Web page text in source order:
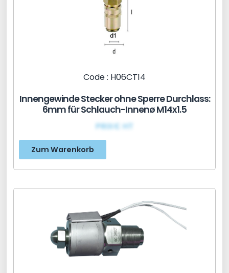
Code : H06CT14
Innengewinde Stecker ohne Sperre Durchlass:
6mm für Schlauch-Innenø M14x1.5
PRIX€ HT
Zum Warenkorb